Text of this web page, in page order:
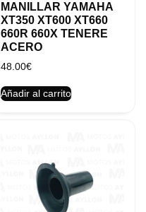
MANILLAR YAMAHA
XT350 XT600 XT660
660R 660X TENERE
ACERO
48.00€
Añadir al carrito